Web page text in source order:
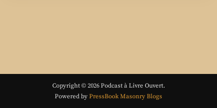
Copyright © 2026 Podcast à Livre Ouvert.
Powered byPressBook Masonry Blogs